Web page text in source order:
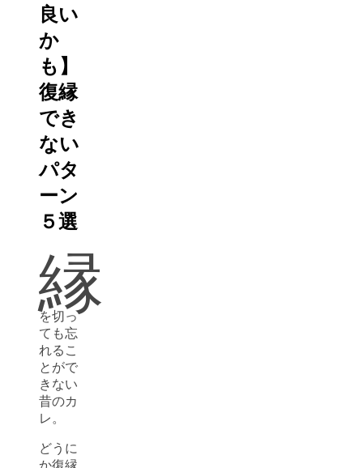
良い
か
も】
復縁
でき
ない
パタ
ーン
５選
縁
を切っ
ても忘
れるこ
とがで
きない
昔のカ
レ。
どうに
か復縁